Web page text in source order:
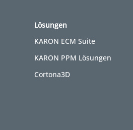
Lösungen
KARON ECM Suite
KARON PPM Lösungen
Cortona3D